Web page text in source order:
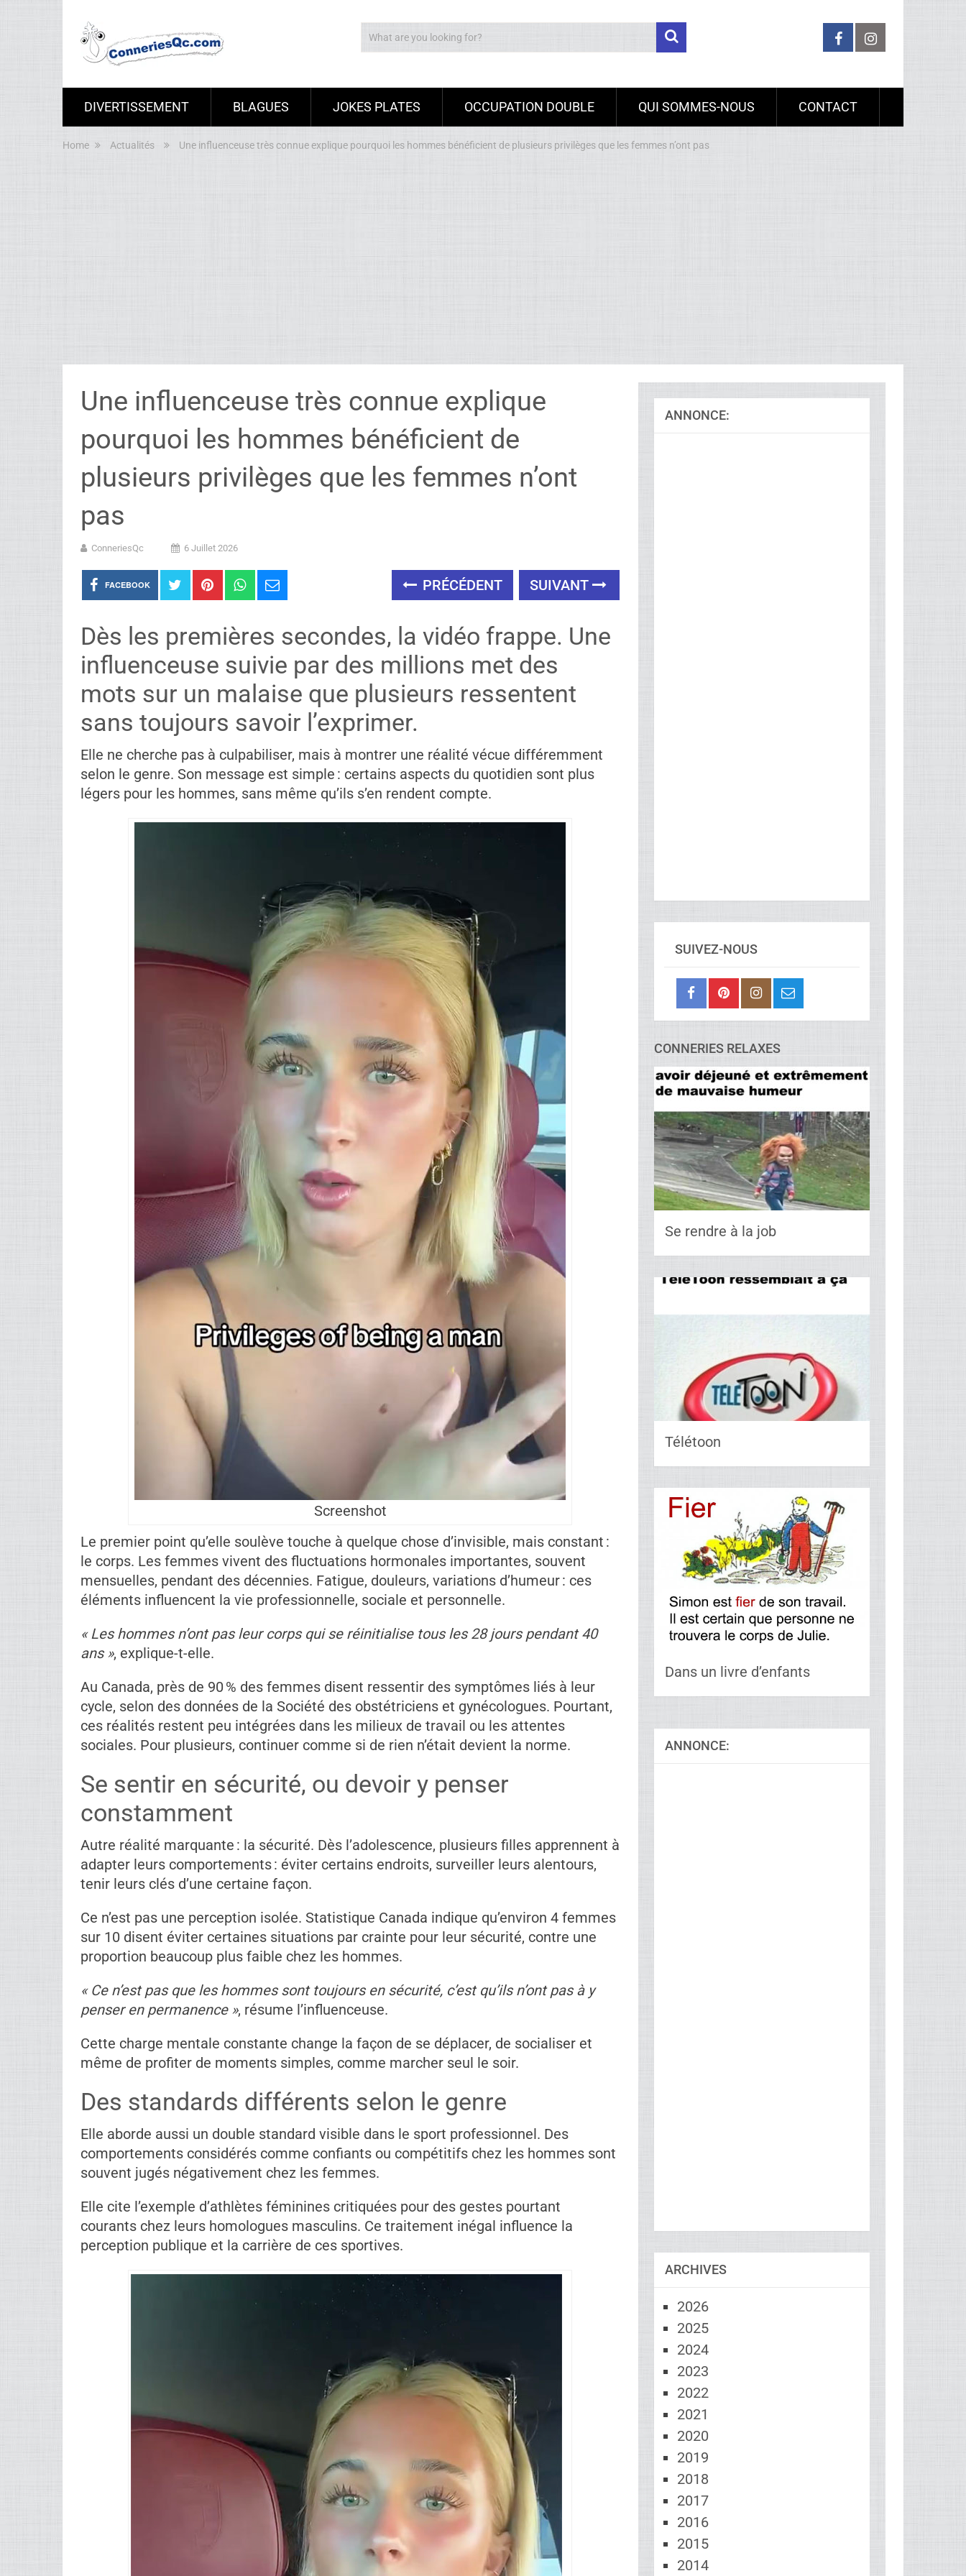
DIVERTISSEMENT BLAGUES JOKES PLATES OCCUPATION DOUBLE QUI SOMMES-NOUS CONTACT
Home Actualités Une influenceuse très connue explique pourquoi les hommes bénéficient de plusieurs privilèges que les femmes n’ont pas
Une influenceuse très connue explique
pourquoi les hommes bénéficient de
plusieurs privilèges que les femmes n’ont
pas
ConneriesQc 6 Juillet 2026
FACEBOOK PRÉCÉDENT SUIVANT
Dès les premières secondes, la vidéo frappe. Une
influenceuse suivie par des millions met des
mots sur un malaise que plusieurs ressentent
sans toujours savoir l’exprimer.
Elle ne cherche pas à culpabiliser, mais à montrer une réalité vécue différemment
selon le genre. Son message est simple : certains aspects du quotidien sont plus
légers pour les hommes, sans même qu’ils s’en rendent compte.
Screenshot
Le premier point qu’elle soulève touche à quelque chose d’invisible, mais constant :
le corps. Les femmes vivent des fluctuations hormonales importantes, souvent
mensuelles, pendant des décennies. Fatigue, douleurs, variations d’humeur : ces
éléments influencent la vie professionnelle, sociale et personnelle.
« Les hommes n’ont pas leur corps qui se réinitialise tous les 28 jours pendant 40
ans », explique-t-elle.
Au Canada, près de 90 % des femmes disent ressentir des symptômes liés à leur
cycle, selon des données de la Société des obstétriciens et gynécologues. Pourtant,
ces réalités restent peu intégrées dans les milieux de travail ou les attentes
sociales. Pour plusieurs, continuer comme si de rien n’était devient la norme.
Se sentir en sécurité, ou devoir y penser
constamment
Autre réalité marquante : la sécurité. Dès l’adolescence, plusieurs filles apprennent à
adapter leurs comportements : éviter certains endroits, surveiller leurs alentours,
tenir leurs clés d’une certaine façon.
Ce n’est pas une perception isolée. Statistique Canada indique qu’environ 4 femmes
sur 10 disent éviter certaines situations par crainte pour leur sécurité, contre une
proportion beaucoup plus faible chez les hommes.
« Ce n’est pas que les hommes sont toujours en sécurité, c’est qu’ils n’ont pas à y
penser en permanence », résume l’influenceuse.
Cette charge mentale constante change la façon de se déplacer, de socialiser et
même de profiter de moments simples, comme marcher seul le soir.
Des standards différents selon le genre
Elle aborde aussi un double standard visible dans le sport professionnel. Des
comportements considérés comme confiants ou compétitifs chez les hommes sont
souvent jugés négativement chez les femmes.
Elle cite l’exemple d’athlètes féminines critiquées pour des gestes pourtant
courants chez leurs homologues masculins. Ce traitement inégal influence la
perception publique et la carrière de ces sportives.
ANNONCE:
SUIVEZ-NOUS
CONNERIES RELAXES
Se rendre à la job
Télétoon
Dans un livre d’enfants
ANNONCE:
ARCHIVES
2026
2025
2024
2023
2022
2021
2020
2019
2018
2017
2016
2015
2014